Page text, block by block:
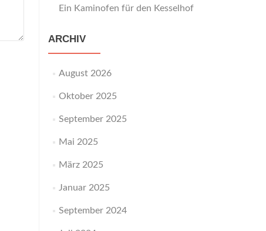
Ein Kaminofen für den Kesselhof
ARCHIV
August 2026
Oktober 2025
September 2025
Mai 2025
März 2025
Januar 2025
September 2024